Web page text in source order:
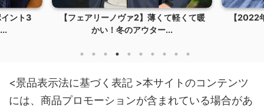
くて暖
【2022年版】買ってよかったランキン
グ
【
<景品表示法に基づく表記 >本サイトのコンテンツ
には、商品プロモーションが含まれている場合があ